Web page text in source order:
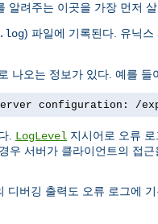
려주는 이곳을 가장 먼저 살
) 파일에 기록된다. 유닉
나오는 정보가 있다. 예를 들
configuration: /
. LogLevel 지시어로 오류
서버가 클라이언트의 접
디버깅 출력도 오류 로그에